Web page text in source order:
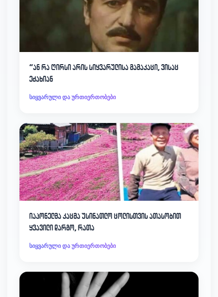
“ან რა ღირსი არის სიყვარულისა მამაკაცი, ვისაც
ეძახიან
სიყვარული და ურთიერთობები
იაპონელმა კაცმა უსინათლო ცოლისთვის ათასობით
ყვავილი დარგო, რათა
სიყვარული და ურთიერთობები